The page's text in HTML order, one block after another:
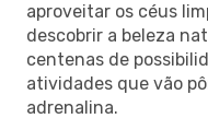
aproveitar os céus
descobrir a beleza
centenas de
atividades que vão
adrenalina.